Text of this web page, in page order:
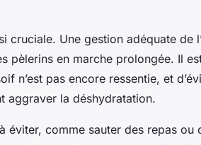
cruciale. Une gestion adéquate de
pèlerins en marche prolongée. Il
n’est pas encore ressentie, et
aggraver la déshydratation.
éviter, comme sauter des repas ou